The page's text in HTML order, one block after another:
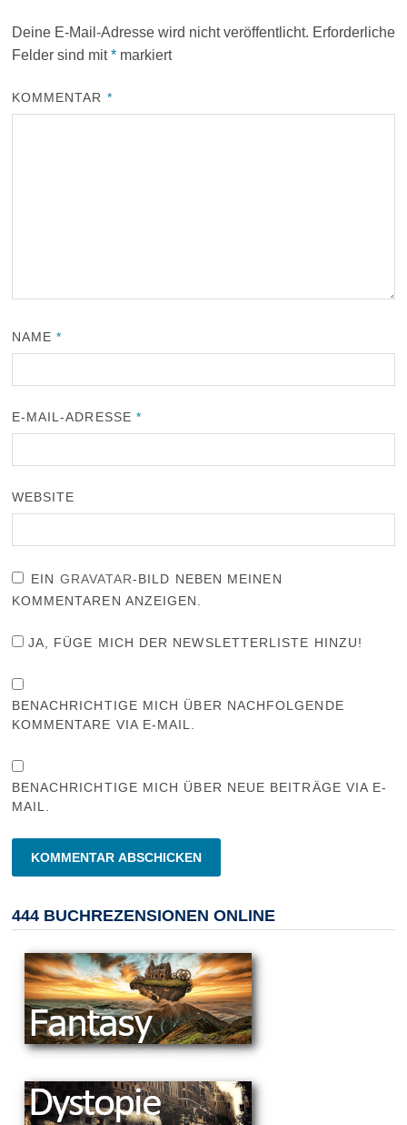
Deine E-Mail-Adresse wird nicht veröffentlicht. Erforderliche
Felder sind mit*markiert
KOMMENTAR *
NAME*
E-MAIL-ADRESSE *
WEBSITE
EIN GRAVATAR-BILD NEBEN MEINEN
KOMMENTAREN ANZEIGEN.
JA, FÜGE MICH DER NEWSLETTERLISTE HINZU!
BENACHRICHTIGE MICH ÜBER NACHFOLGENDE
KOMMENTARE VIA E-MAIL.
BENACHRICHTIGE MICH ÜBER NEUE BEITRÄGE VIA E-
MAIL.
444 BUCHREZENSIONEN ONLINE